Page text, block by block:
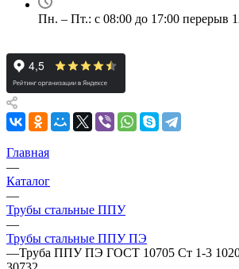
Пн. – Пт.: с 08:00 до 17:00 перерыв
Главная
—
Каталог
—
Трубы стальные ППУ
—
Трубы стальные ППУ ПЭ
—Труба ППУ ПЭ ГОСТ 10705 Ст 1-3